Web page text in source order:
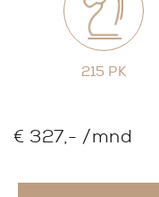
215 PK
€ 327,- /mnd